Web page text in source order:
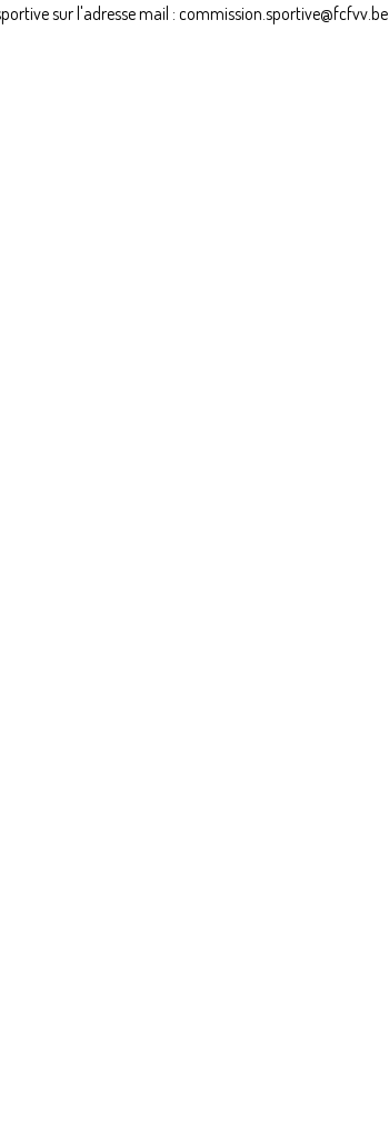
sur l'adresse mail : commission.sportive@fcfvv.be